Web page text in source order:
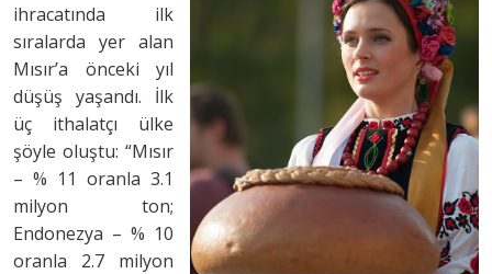
ihracatında ilk
sıralarda yer alan
Mısır’a önceki yıl
düşüş yaşandı. İlk
üç ithalatçı ülke
şöyle oluştu: “Mısır
– % 11 oranla 3.1
milyon ton;
Endonezya – % 10
oranla 2.7 milyon